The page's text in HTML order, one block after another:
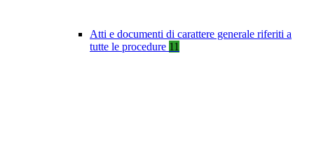
Atti e documenti di carattere generale riferiti a
tutte le procedure 11